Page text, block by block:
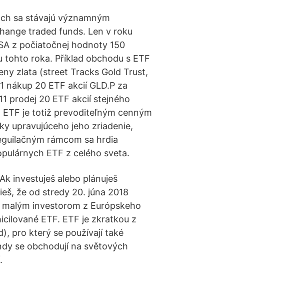
sa stávajú významným
traded funds. Len v roku
z počiatočnej hodnoty 150
tohto roka. Příklad obchodu s ETF
zlata (street Tracks Gold Trust,
nákup 20 ETF akcií GLD.P za
prodej 20 ETF akcií stejného
ETF je totiž prevoditeľným cenným
upravujúceho jeho zriadenie,
rámcom sa hrdia
ETF z celého sveta.
investuješ alebo plánuješ
že od stredy 20. júna 2018
investorom z Európskeho
ETF. ETF je zkratkou z
pro který se používají také
se obchodují na světových